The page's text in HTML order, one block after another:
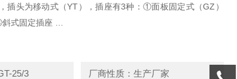
插头为移动式（YT），插座有3种：①面板固定式（GZ）
式固定插座
便，密封绝缘性好，具防水防尘防震特点
25/3 厂商性质：生产厂家